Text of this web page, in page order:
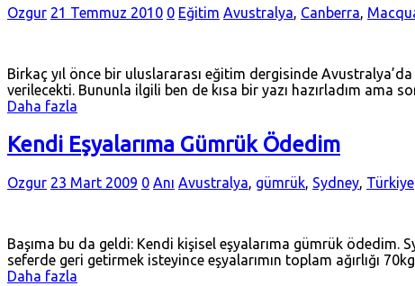
Ozgur 21 Temmuz 2010 0 Eğitim Avustralya Canberra
Birkaç yıl önce bir uluslararası eğitim dergisinde
verilecekti. Bununla ilgili ben de kısa bir yazı hazırladım ama
Daha fazla
Kendi Eşyalarıma Gümrük Ödedim
Ozgur 23 Mart 2009 0 Anı Avustralya, gümrük, Sydney, Türkiye
Başıma bu da geldi: Kendi kişisel eşyalarıma gümrük
seferde geri getirmek isteyince eşyalarımın toplam ağırlığı
Daha fazla